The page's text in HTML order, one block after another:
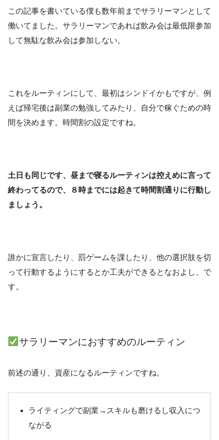
この記事を書いている僕も数年前までサラリーマンとして
働いてました。サラリーマンであれば飲み会は最低限参加
して無駄な飲み会は参加しない。
これをルーティンにして、最初はシンドイかもですが、例
えば帰宅後は副業の勉強してみたり、自分で稼ぐための時
間を決めます。時間割の設定ですね。
土日も同じです、昼まで寝るルーティンは控えめに言って
終わってるので、８時までには起きて時間割通りに行動し
ましょう。
誰かに宣言したり、罰ゲームを課したり、他の選択肢を切
って行動するようにするとか工夫ができるとなおよし、で
す。
サラリーマンにおすすめのルーティン
前述の通り、資産になるルーティンですね。
ライティングで副業→スキルも磨けるし収入につ
ながる